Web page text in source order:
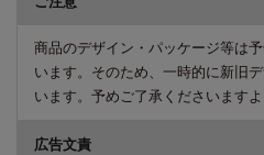
商品のデザイン・パッケージ等は
います。そのため、一時的に新旧
います。予めご了承くださいますよ
広告文責